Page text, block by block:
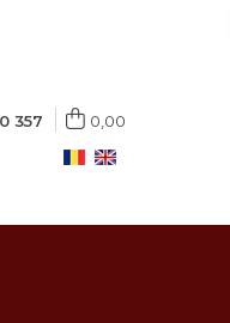
357 0,00